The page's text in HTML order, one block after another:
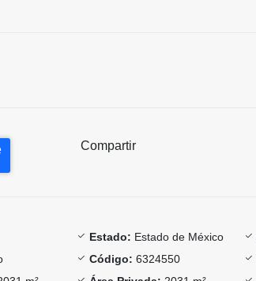
Compartir
Estado: Estado de México
Código: 6324550